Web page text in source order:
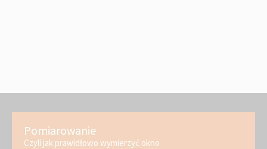
Pomiarowanie
Czyli jak prawidłowo wymierzyć okno